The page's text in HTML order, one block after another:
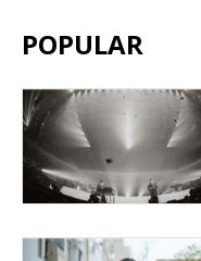
POPULAR